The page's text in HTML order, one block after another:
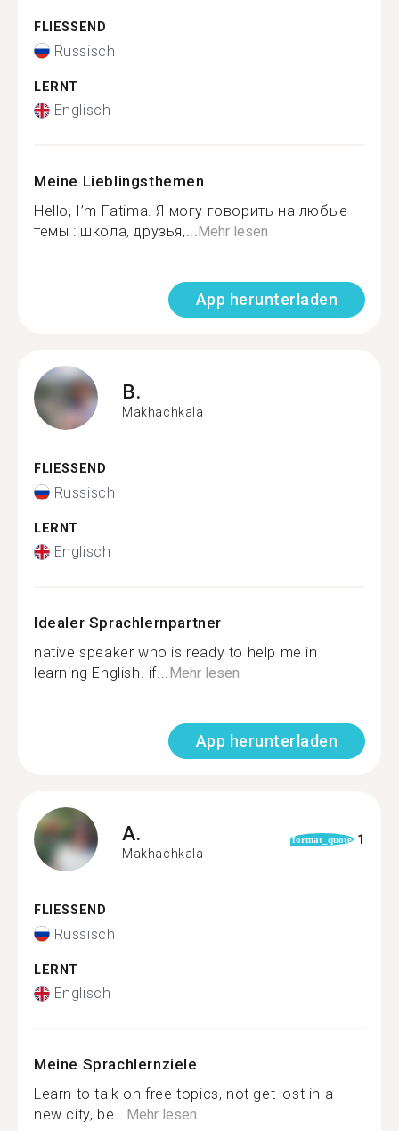
FLIESSEND
Russisch
LERNT
Englisch
Meine Lieblingsthemen
Hello, I’m Fatima. Я могу говорить на любые
темы : школа, друзья,...Mehr lesen
App herunterladen
B.
Makhachkala
FLIESSEND
Russisch
LERNT
Englisch
Idealer Sprachlernpartner
native speaker who is ready to help me in
learning English. if...Mehr lesen
App herunterladen
A.
Makhachkala
format_quote 1
FLIESSEND
Russisch
LERNT
Englisch
Meine Sprachlernziele
Learn to talk on free topics, not get lost in a
new city, be...Mehr lesen